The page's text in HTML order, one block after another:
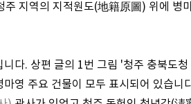
주 지역의 지적원도(地籍原圖) 위에 병
다. 상편 글의 1번 그림 '청주 충북도
영 주요 건물이 모두 표시되어 있습니